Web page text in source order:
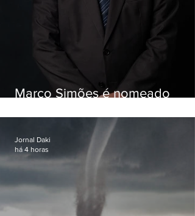
Marco Simões é nomeado
Jornal Daki
há 4 horas